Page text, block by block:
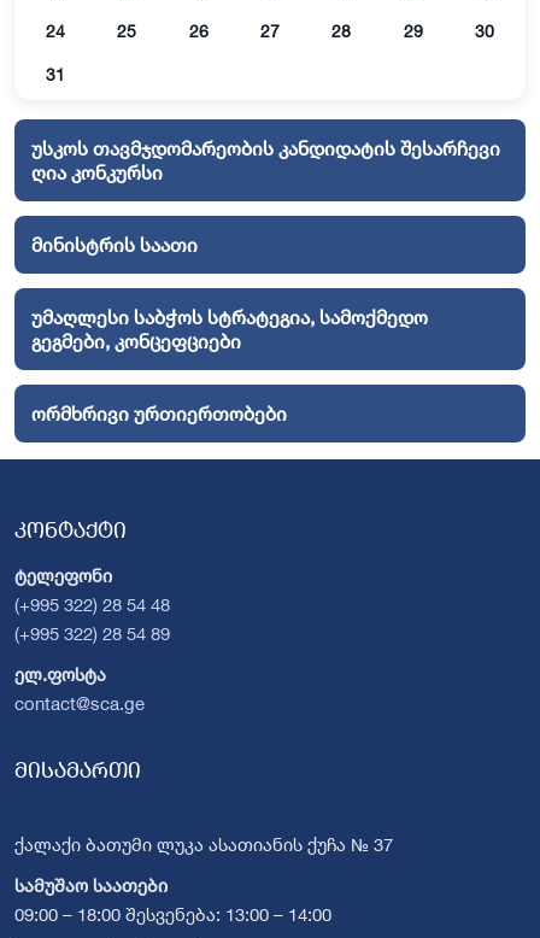
24 25 26 27 28 29 30
31
უსკოს თავმჯდომარეობის კანდიდატის შესარჩევი
ღია კონკურსი
მინისტრის საათი
უმაღლესი საბჭოს სტრატეგია, სამოქმედო
გეგმები, კონცეფციები
ორმხრივი ურთიერთობები
კონტაქტი
ტელეფონი
(+995 322) 28 54 48
(+995 322) 28 54 89
ელ.ფოსტა
contact@sca.ge
მისამართი
ქალაქი ბათუმი ლუკა ასათიანის ქუჩა № 37
სამუშაო საათები
09:00 – 18:00 შესვენება: 13:00 – 14:00